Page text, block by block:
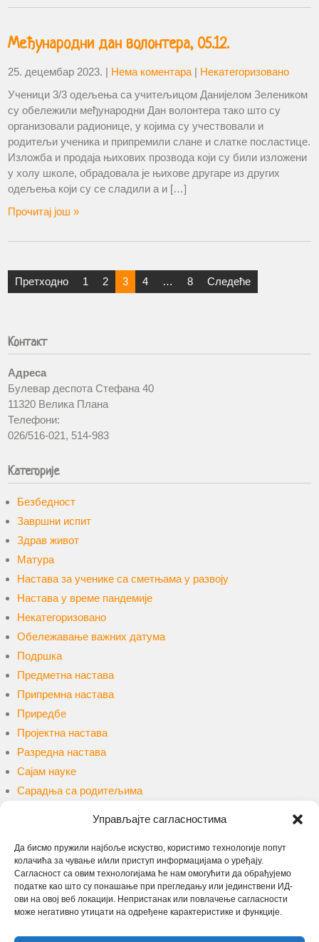
Управљајте сагласностима
Да бисмо пружили најбоље искуство, користимо технологије попут
колачића за чување и/или приступ информацијама о уређају.
Сагласност са овим технологијама ће нам омогућити да обрађујемо
податке као што су понашање при прегледању или јединствени ИД-
ови на овој веб локацији. Непристанак или повлачење сагласности
може негативно утицати на одређене карактеристике и функције.
Међународни дан волонтера, 05.12.
25. децембар 2023. | Нема коментара | Некатегоризовано
Ученици 3/3 одељења са учитељицом Данијелом Зелеником
су обележили међународни Дан волонтера тако што су
организовали радионице, у којима су учествовали и
родитељи ученика и припремили слане и слатке посластице.
Изложба и продаја њихових прозвода који су били изложени
у холу школе, обрадовала је њихове другаре из других
одељења који су се сладили а и […]
Прочитај још »
Претходно 1 2 3 4 … 8 Следеће
Контакт
Адреса
Булевар деспота Стефана 40
11320 Велика Плана
Телефони:
026/516-021, 514-983
Категорије
Безбедност
Завршни испит
Здрав живот
Матура
Настава за ученике са сметњама у развоју
Настава у време пандемије
Некатегоризовано
Обележавање важних датума
Подршка
Предметна настава
Припремна настава
Приредбе
Пројектна настава
Разредна настава
Сајам науке
Сарадња са родитељима
Такмичења и конкурси
Уџбеници и наставна средства
Упис
Учење на даљину